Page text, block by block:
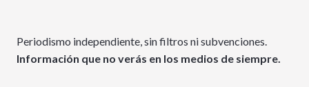
Periodismo independiente, sin filtros ni subvenciones.
Información que no verás en los medios de siempre.